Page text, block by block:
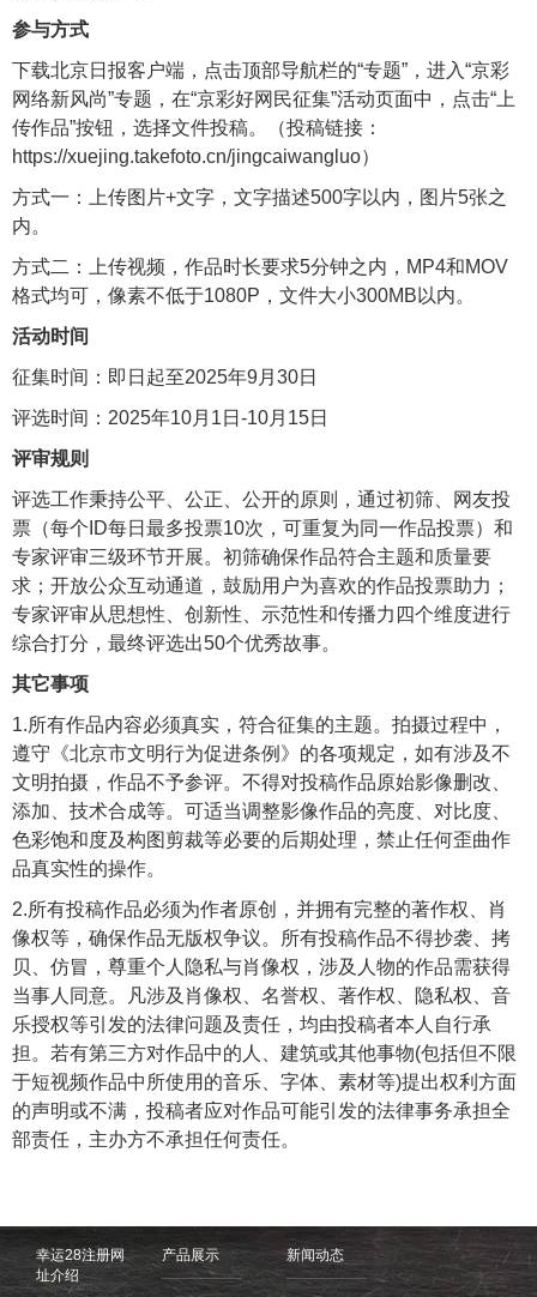
参与方式
下载北京日报客户端，点击顶部导航栏的“专题”，进入“京彩
网络新风尚”专题，在“京彩好网民征集”活动页面中，点击“上
传作品”按钮，选择文件投稿。（投稿链接：
https://xuejing.takefoto.cn/jingcaiwangluo）
方式一：上传图片+文字，文字描述500字以内，图片5张之
内。
方式二：上传视频，作品时长要求5分钟之内，MP4和MOV
格式均可，像素不低于1080P，文件大小300MB以内。
活动时间
征集时间：即日起至2025年9月30日
评选时间：2025年10月1日-10月15日
评审规则
评选工作秉持公平、公正、公开的原则，通过初筛、网友投
票（每个ID每日最多投票10次，可重复为同一作品投票）和
专家评审三级环节开展。初筛确保作品符合主题和质量要
求；开放公众互动通道，鼓励用户为喜欢的作品投票助力；
专家评审从思想性、创新性、示范性和传播力四个维度进行
综合打分，最终评选出50个优秀故事。
其它事项
1.所有作品内容必须真实，符合征集的主题。拍摄过程中，
遵守《北京市文明行为促进条例》的各项规定，如有涉及不
文明拍摄，作品不予参评。不得对投稿作品原始影像删改、
添加、技术合成等。可适当调整影像作品的亮度、对比度、
色彩饱和度及构图剪裁等必要的后期处理，禁止任何歪曲作
品真实性的操作。
2.所有投稿作品必须为作者原创，并拥有完整的著作权、肖
像权等，确保作品无版权争议。所有投稿作品不得抄袭、拷
贝、仿冒，尊重个人隐私与肖像权，涉及人物的作品需获得
当事人同意。凡涉及肖像权、名誉权、著作权、隐私权、音
乐授权等引发的法律问题及责任，均由投稿者本人自行承
担。若有第三方对作品中的人、建筑或其他事物(包括但不限
于短视频作品中所使用的音乐、字体、素材等)提出权利方面
的声明或不满，投稿者应对作品可能引发的法律事务承担全
部责任，主办方不承担任何责任。
幸运28注册网
址介绍
产品展示 新闻动态